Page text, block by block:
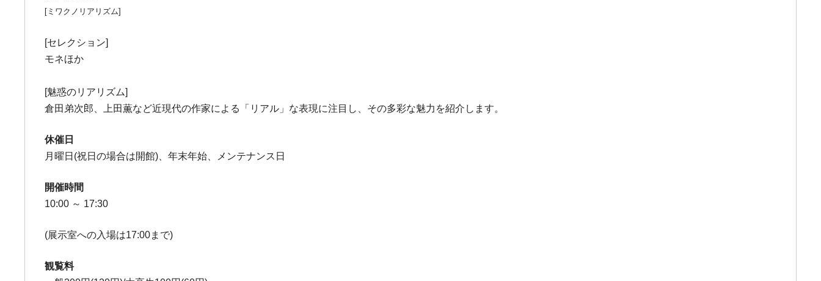
[ミワクノリアリズム]
[セレクション]
モネほか
[魅惑のリアリズム]
倉田弟次郎、上田薫など近現代の作家による「リアル」な表現に注目し、その多彩な魅力を紹介します。
休催日
月曜日(祝日の場合は開館)、年末年始、メンテナンス日
開催時間
10:00 ～ 17:30
(展示室への入場は17:00まで)
観覧料